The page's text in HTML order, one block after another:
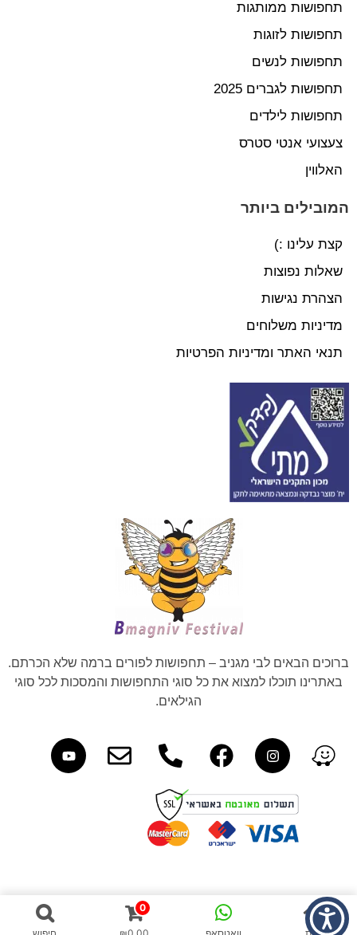
תחפושות ממותגות
תחפושות לזוגות
תחפושות לנשים
תחפושות לגברים 2025
תחפושות לילדים
צעצועי אנטי סטרס
האלווין
המובילים ביותר
קצת עלינו :)
שאלות נפוצות
הצהרת נגישות
מדיניות משלוחים
תנאי האתר ומדיניות הפרטיות
ברוכים הבאים לבי מגניב – תחפושות לפורים ברמה שלא הכרתם.
באתרינו תוכלו למצוא את כל סוגי התחפושות והמסכות לכל סוגי
הגילאים.
0